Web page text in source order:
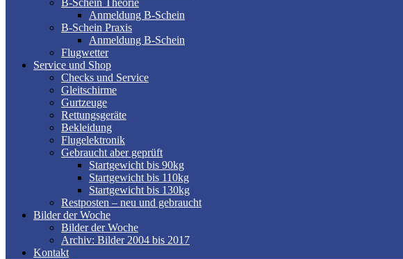
B-Schein Theorie
Anmeldung B-Schein
B-Schein Praxis
Anmeldung B-Schein
Flugwetter
Service und Shop
Checks und Service
Gleitschirme
Gurtzeuge
Rettungsgeräte
Bekleidung
Flugelektronik
Gebraucht aber geprüft
Startgewicht bis 90kg
Startgewicht bis 110kg
Startgewicht bis 130kg
Restposten – neu und gebraucht
Bilder der Woche
Bilder der Woche
Archiv: Bilder 2004 bis 2017
Kontakt